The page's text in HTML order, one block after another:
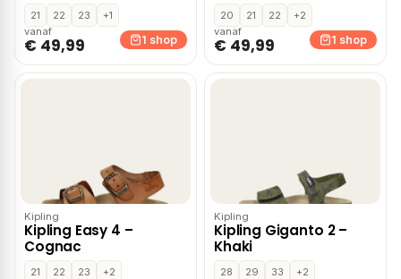
21 22 23
+1
vanaf
€ 49,99 1 shop
20 21 22
+2
vanaf
€ 49,99 1 shop
Kipling
Kipling Easy 4 –
Cognac
21 22 23
+2
Kipling
Kipling Giganto 2 –
Khaki
28 29 33 +2